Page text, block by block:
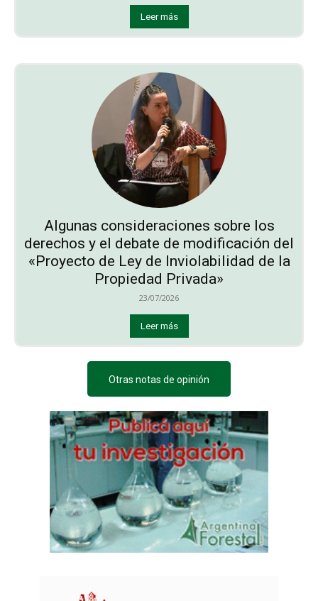
Leer más
Algunas consideraciones sobre los
derechos y el debate de modificación del
«Proyecto de Ley de Inviolabilidad de la
Propiedad Privada»
23/07/2026
Leer más
Otras notas de opinión